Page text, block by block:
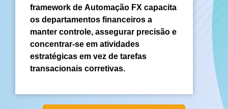
framework de Automação FX capacita
os departamentos financeiros a
manter controle, assegurar precisão e
concentrar-se em atividades
estratégicas em vez de tarefas
transacionais corretivas.